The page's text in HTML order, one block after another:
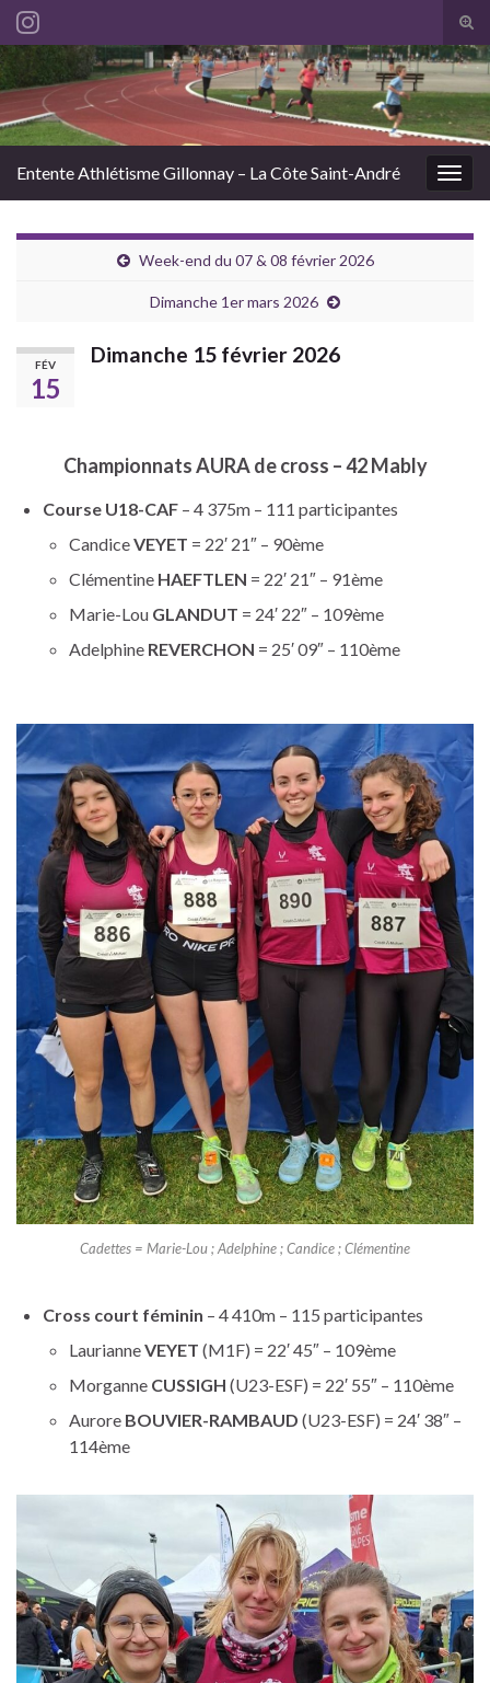
Search for:
Entente Athlétisme Gillonnay – La Côte Saint-André
Week-end du 07 & 08 février 2026
Dimanche 1er mars 2026
FÉV
15
Dimanche 15 février 2026
Championnats AURA de cross – 42 Mably
Course U18-CAF – 4 375m – 111 participantes
CandiceVEYET = 22′ 21″ – 90ème
Clémentine HAEFTLEN = 22′ 21″ – 91ème
Marie-Lou GLANDUT = 24′ 22″ – 109ème
Adelphine REVERCHON = 25′ 09″ – 110ème
Cadettes = Marie-Lou ; Adelphine ; Candice ; Clémentine
Cross court féminin – 4 410m – 115 participantes
LaurianneVEYET (M1F) = 22′ 45″ – 109ème
Morganne CUSSIGH (U23-ESF) = 22′ 55″ – 110ème
Aurore BOUVIER-RAMBAUD (U23-ESF) = 24′ 38″ –
114ème